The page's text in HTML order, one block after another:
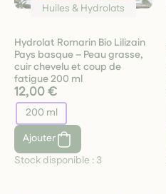
Huiles & Hydrolats
Hydrolat Romarin Bio Lilizain
Pays basque – Peau grasse,
cuir chevelu et coup de
fatigue 200 ml
12,00 €
200 ml
Ajouter
Stock disponible : 3